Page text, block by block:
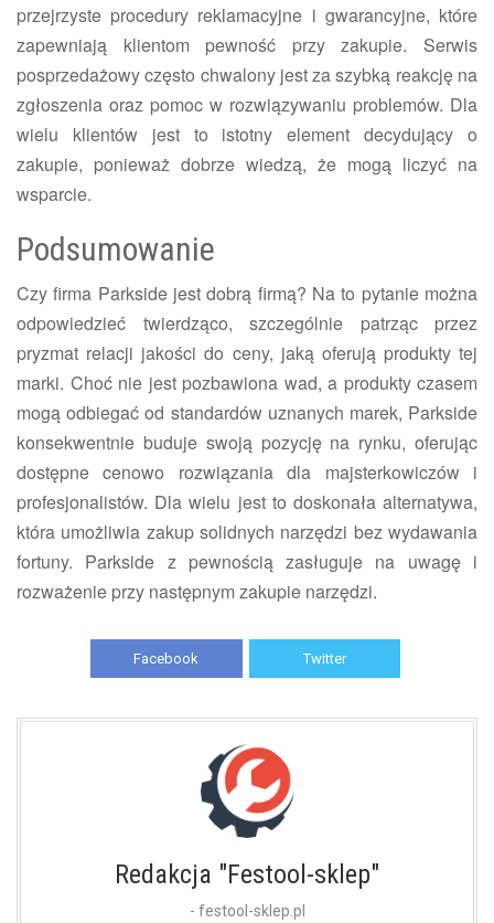
przejrzyste procedury reklamacyjne i gwarancyjne, które
zapewniają klientom pewność przy zakupie. Serwis
posprzedażowy często chwalony jest za szybką reakcję na
zgłoszenia oraz pomoc w rozwiązywaniu problemów. Dla
wielu klientów jest to istotny element decydujący o
zakupie, ponieważ dobrze wiedzą, że mogą liczyć na
wsparcie.
Podsumowanie
Czy firma Parkside jest dobrą firmą? Na to pytanie można
odpowiedzieć twierdząco, szczególnie patrząc przez
pryzmat relacji jakości do ceny, jaką oferują produkty tej
marki. Choć nie jest pozbawiona wad, a produkty czasem
mogą odbiegać od standardów uznanych marek, Parkside
konsekwentnie buduje swoją pozycję na rynku, oferując
dostępne cenowo rozwiązania dla majsterkowiczów i
profesjonalistów. Dla wielu jest to doskonała alternatywa,
która umożliwia zakup solidnych narzędzi bez wydawania
fortuny. Parkside z pewnością zasługuje na uwagę i
rozważenie przy następnym zakupie narzędzi.
Facebook Twitter
Redakcja "Festool-sklep"
- festool-sklep.pl